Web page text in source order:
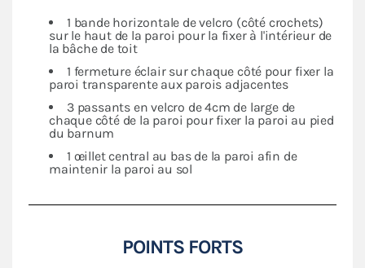
1 bande horizontale de velcro (côté crochets)
sur le haut de la paroi pour la fixer à l'intérieur de
la bâche de toit
1 fermeture éclair sur chaque côté pour fixer la
paroi transparente aux parois adjacentes
3 passants en velcro de 4cm de large de
chaque côté de la paroi pour fixer la paroi au pied
du barnum
1 œillet central au bas de la paroi afin de
maintenir la paroi au sol
POINTS FORTS